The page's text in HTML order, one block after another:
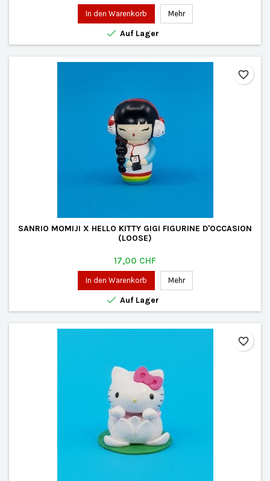
In den Warenkorb Mehr
 Auf Lager
SANRIO MOMIJI X HELLO KITTY GIGI FIGURINE D'OCCASION
(LOOSE)
Preis
17,00 CHF
In den Warenkorb Mehr
 Auf Lager
favorite_border
favorite_border